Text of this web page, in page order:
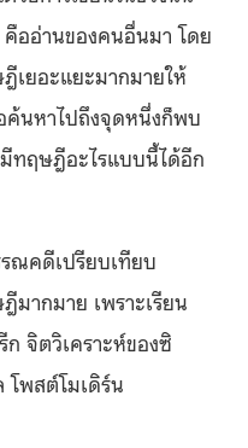
คืออ่านของคนอื่นมา โดย
เยอะแยะมากมายให้
ค้นหาไปถึงจุดหนึ่งก็พบ
ทฤษฎีอะไรแบบนี้ได้อีก
ณคดีเปรียบเทียบ
มากมาย เพราะเรียน
จิตวิเคราะห์ของซิ
พสต์โมเดิร์น